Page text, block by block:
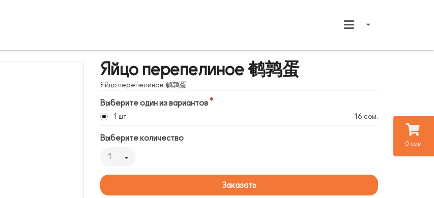
0 сом.
Яйцо перепелиное 鹌鹑蛋
Яйцо перепелиное 鹌鹑蛋
Выберите один из вариантов
1 шт 16 сом.
Выберите количество
1
Заказать